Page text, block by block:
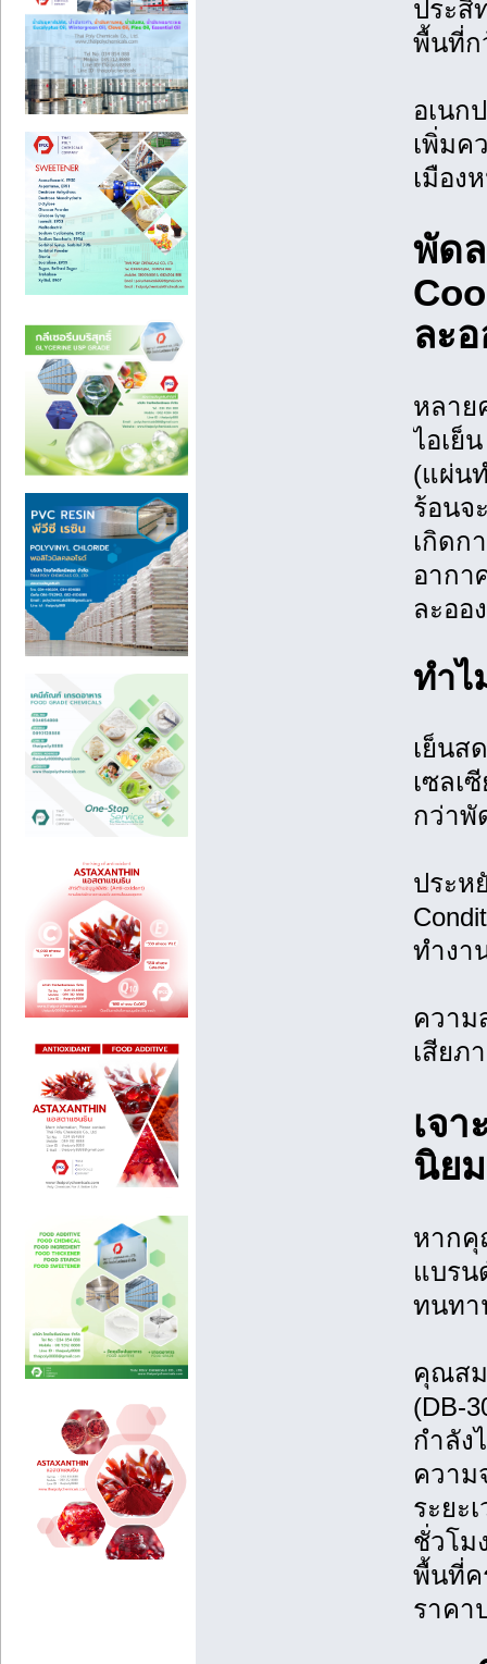
ประสิ
พื้นที่ก
อเนก
เพิ่มค
เมือง
พัด
ละ
หลาย
ไอเย็
(แผ่น
ร้อนจ
เกิดก
อากา
ละออ
ทำไ
เย็นส
เซลเ
กว่าพั
ประห
ทำงา
ความ
เสียภ
เจ
นิย
หากคุ
แบรน
ทนทา
คุณสม
(DB-
กำลัง
ความ
ระยะ
ชั่วโม
พื้นที่ค
ราคา